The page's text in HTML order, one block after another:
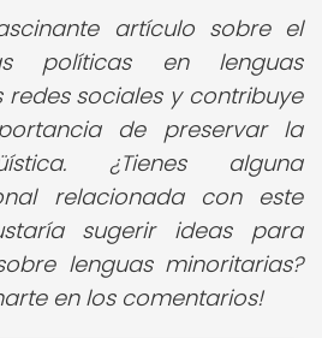
artículo sobre el
políticas en lenguas
sociales y contribuye
de preservar la
¿Tienes alguna
relacionada con este
sugerir ideas para
lenguas minoritarias?
en los comentarios!